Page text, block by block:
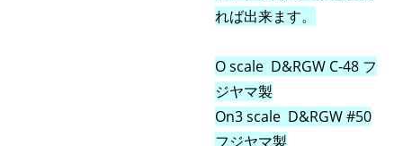
れば出来ます。
O scale D&RGW C-48 フ
ジヤマ製
On3 scale D&RGW #50
フジヤマ製